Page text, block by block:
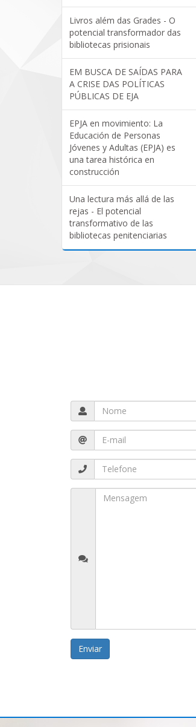
Livros além das Grades - O
potencial transformador das
bibliotecas prisionais
EM BUSCA DE SAÍDAS PARA
A CRISE DAS POLÍTICAS
PÚBLICAS DE EJA
EPJA en movimiento: La
Educación de Personas
Jóvenes y Adultas (EPJA) es
una tarea histórica en
construcción
Una lectura más allá de las
rejas - El potencial
transformativo de las
bibliotecas penitenciarias
Enviar